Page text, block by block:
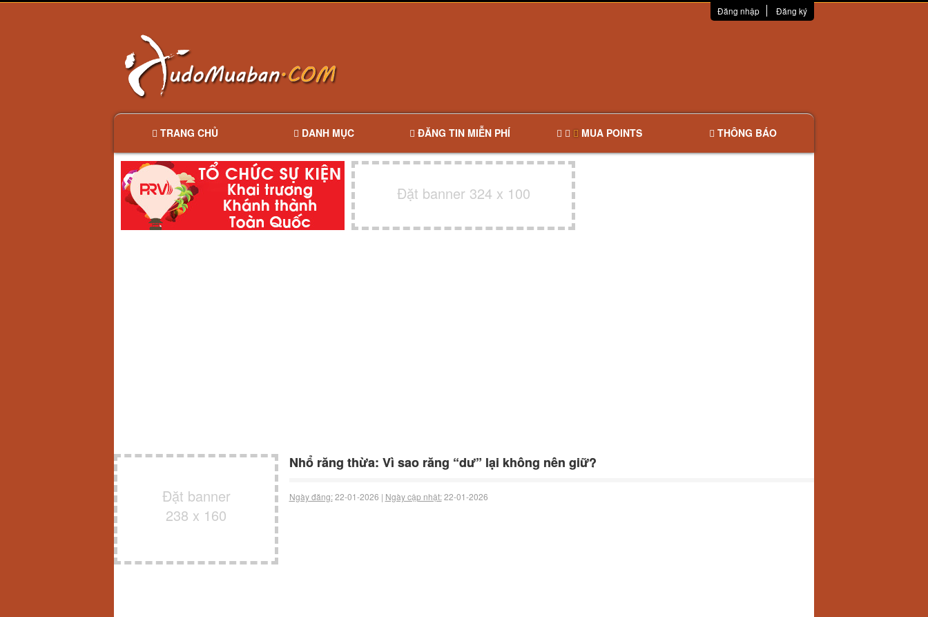
Đăng nhập Đăng ký
TRANG CHỦ DANH MỤC ĐĂNG TIN MIỄN PHÍ MUA POINTS THÔNG BÁO
Đặt banner 324 x 100
Đặt banner
238 x 160
Nhổ răng thừa: Vì sao răng “dư” lại không nên giữ?
Ngày đăng:22-01-2026 | Ngày cập nhật:22-01-2026